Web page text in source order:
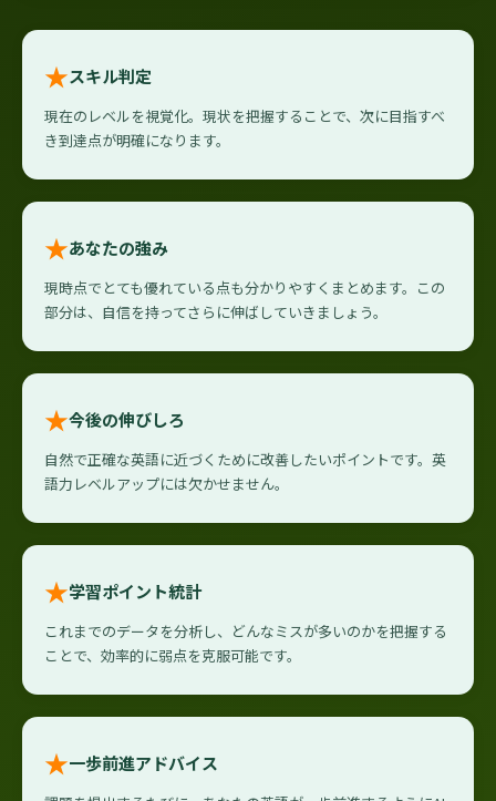
★スキル判定
現在のレベルを視覚化。現状を把握することで、次に目指すべ
き到達点が明確になります。
★あなたの強み
現時点でとても優れている点も分かりやすくまとめます。この
部分は、自信を持ってさらに伸ばしていきましょう。
★今後の伸びしろ
自然で正確な英語に近づくために改善したいポイントです。英
語力レベルアップには欠かせません。
★学習ポイント統計
これまでのデータを分析し、どんなミスが多いのかを把握する
ことで、効率的に弱点を克服可能です。
★一歩前進アドバイス